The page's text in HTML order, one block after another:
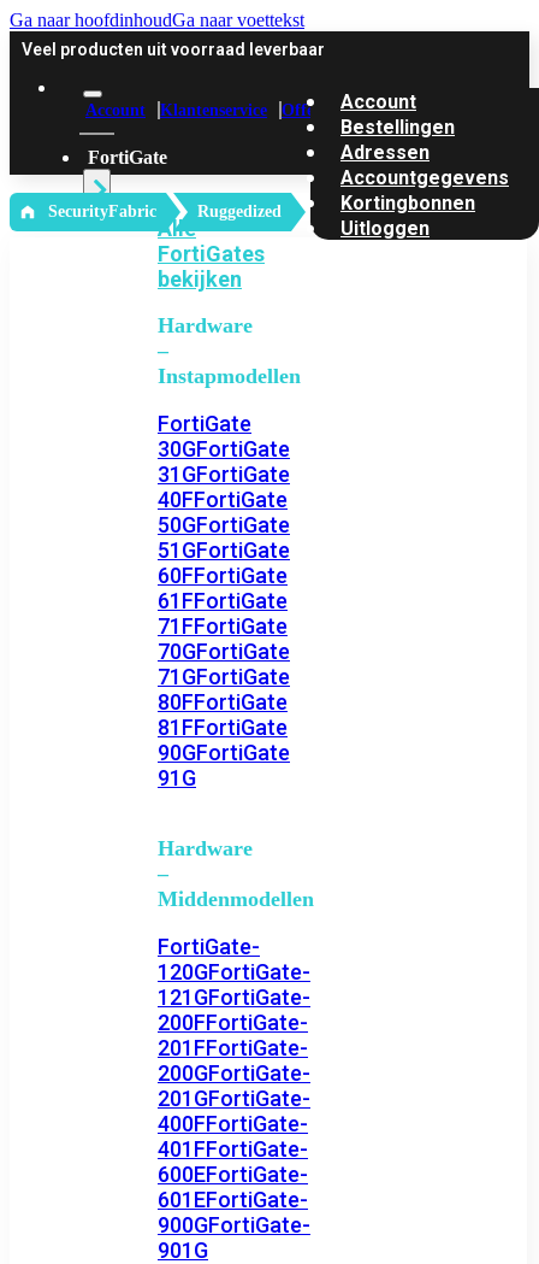
Ga naar hoofdinhoudGa naar voettekst
Veel producten uit voorraad leverbaar
Account Klantenservice Offerte
FortiGate
Alle
FortiGates
bekijken
Hardware
–
Instapmodellen
FortiGate
30GFortiGate
31GFortiGate
40FFortiGate
50GFortiGate
51GFortiGate
60FFortiGate
61FFortiGate
71FFortiGate
70GFortiGate
71GFortiGate
80FFortiGate
81FFortiGate
90GFortiGate
91G
Hardware
–
Middenmodellen
FortiGate-
120GFortiGate-
121GFortiGate-
200FFortiGate-
201FFortiGate-
200GFortiGate-
201GFortiGate-
400FFortiGate-
401FFortiGate-
600EFortiGate-
601EFortiGate-
900GFortiGate-
901G
Account
Bestellingen
Adressen
Accountgegevens
Kortingbonnen
Uitloggen
‎ SecurityFabric Ruggedized